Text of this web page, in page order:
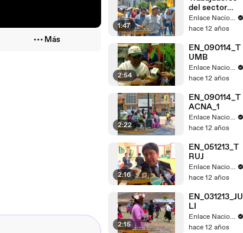
Más
1:47
del sector
judicial de
Tacna acatan
Enlace Nacional
hace 12 años
2:54
EN_090114_T
UMB
Enlace Nacional
hace 12 años
2:22
EN_090114_T
ACNA_1
Enlace Nacional
hace 12 años
2:16
EN_051213_T
RUJ
Enlace Nacional
hace 12 años
2:15
EN_031213_JU
LI
Enlace Nacional
hace 12 años